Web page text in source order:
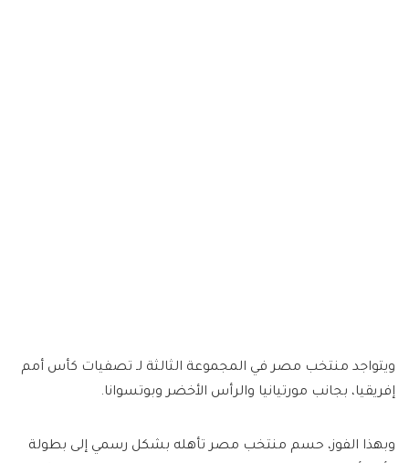
ويتواجد منتخب مصر في المجموعة الثالثة لـ تصفيات كأس أمم
إفريقيا، بجانب مورتيانيا والرأس الأخضر وبوتسوانا.
وبهذا الفوز، حسم منتخب مصر تأهله بشكل رسمي إلى بطولة